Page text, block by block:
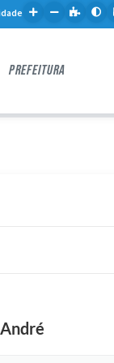
PREFEITURA